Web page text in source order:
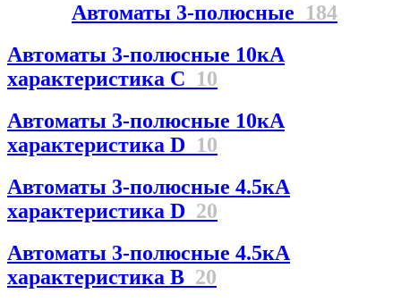
Автоматы 3-полюсные 184
Автоматы 3-полюсные 10кА
характеристика C 10
Автоматы 3-полюсные 10кА
характеристика D 10
Автоматы 3-полюсные 4.5кА
характеристика D 20
Автоматы 3-полюсные 4.5кА
характеристика В 20